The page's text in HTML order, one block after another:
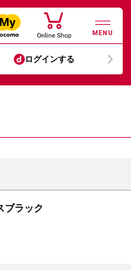
MENU
ログインする
ブラック